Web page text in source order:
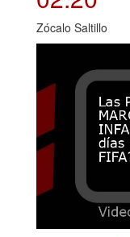
Zócalo Saltillo